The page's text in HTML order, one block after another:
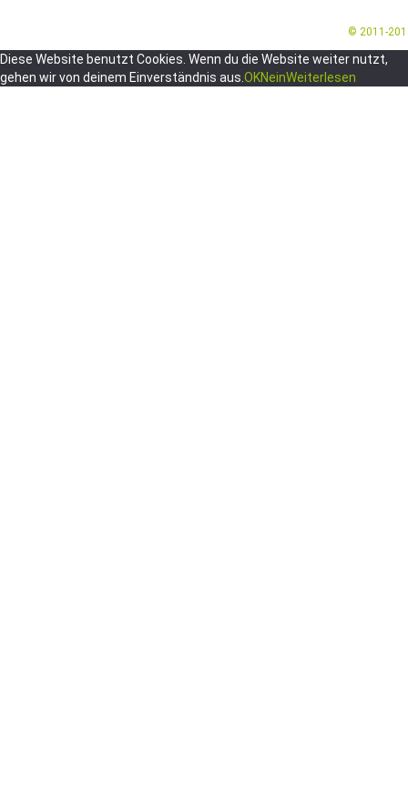
© 2011-
Diese Website benutzt Cookies. Wenn du die Website weiter nutzt,
gehen wir von deinem Einverständnis aus. OKNeinWeiterlesen